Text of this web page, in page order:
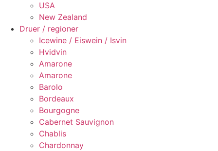
USA
New Zealand
Druer / regioner
Icewine / Eiswein / Isvin
Hvidvin
Amarone
Amarone
Barolo
Bordeaux
Bourgogne
Cabernet Sauvignon
Chablis
Chardonnay